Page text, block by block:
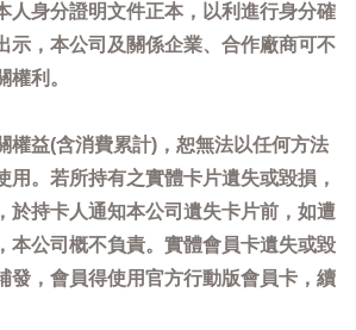
人身分證明文件正本，以利進行身分確
示，本公司及關係企業、合作廠商可不
權利。
權益(含消費累計)，恕無法以任何方法
用。若所持有之實體卡片遺失或毀損，
於持卡人通知本公司遺失卡片前，如遭
本公司概不負責。實體會員卡遺失或毀
發，會員得使用官方行動版會員卡，續